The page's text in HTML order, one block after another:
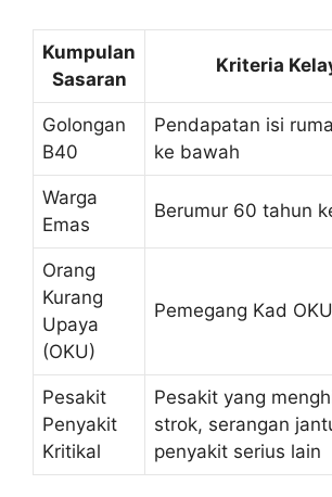
Kumpulan
Sasaran
Kriteria
Golongan
B40
Pendapatan isi
ke bawah
Warga
Emas
Berumur 60 tahun
Orang
Kurang
Upaya
(OKU)
Pemegang Kad
Pesakit
Penyakit
Kritikal
Pesakit yang
strok, serangan
penyakit serius lain